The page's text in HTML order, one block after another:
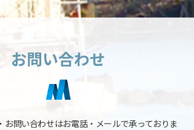
お問い合わせ
お問い合わせはお電話・メールで承っておりま